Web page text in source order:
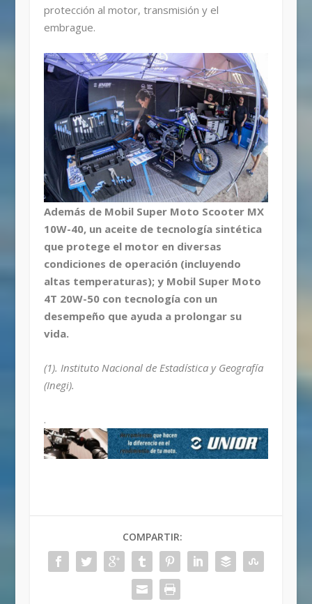
protección al motor, transmisión y el
embrague.
Además de Mobil Super Moto Scooter MX
10W-40, un aceite de tecnología sintética
que protege el motor en diversas
condiciones de operación (incluyendo
altas temperaturas); y Mobil Super Moto
4T 20W-50 con tecnología con un
desempeño que ayuda a prolongar su
vida.
(1). Instituto Nacional de Estadística y Geografía
(Inegi).
.
COMPARTIR: